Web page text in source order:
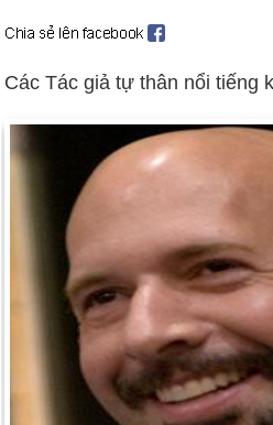
Ngày 13-1 năm 2002:
Fantasticks đã kết thúc chặng
Ngày 13-1 năm 2004:Joseph
nhà tù Abu Ghraib của Iraq, đã
Kỳ đối với các tù nhân Iraq cho
Quân đội.
Các Tác giả tự thân nổi tiếng